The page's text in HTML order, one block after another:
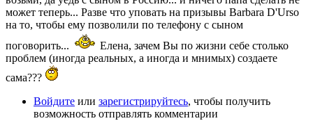
может теперь... Разве что уповать на призывы Barbara D'Urso
на то, чтобы ему позволили по телефону с сыном
поговорить...
Елена, зачем Вы по жизни себе столько
проблем (иногда реальных, а иногда и мнимых) создаете
сама???
Войдите или зарегистрируйтесь, чтобы получить
возможность отправлять комментарии